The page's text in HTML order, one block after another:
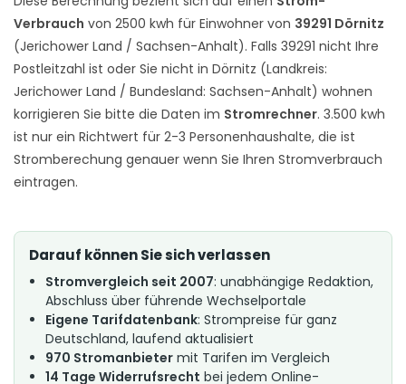
Verbrauch von 2500 kwh für Einwohner von 39291 Dörnitz
(Jerichower Land / Sachsen-Anhalt). Falls 39291 nicht Ihre
Postleitzahl ist oder Sie nicht in Dörnitz (Landkreis:
Jerichower Land / Bundesland: Sachsen-Anhalt) wohnen
korrigieren Sie bitte die Daten im Stromrechner. 3.500 kwh
ist nur ein Richtwert für 2-3 Personenhaushalte, die ist
Stromberechung genauer wenn Sie Ihren Stromverbrauch
eintragen.
Darauf können Sie sich verlassen
Stromvergleich seit 2007: unabhängige Redaktion,
Abschluss über führende Wechselportale
Eigene Tarifdatenbank: Strompreise für ganz
Deutschland, laufend aktualisiert
970 Stromanbieter mit Tarifen im Vergleich
14 Tage Widerrufsrecht bei jedem Online-